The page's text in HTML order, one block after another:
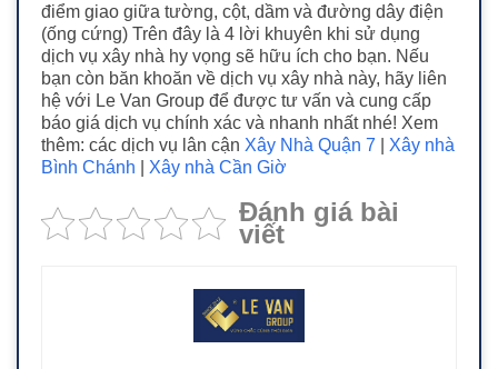
điểm giao giữa tường, cột, dầm và đường dây điện
(ống cứng) Trên đây là 4 lời khuyên khi sử dụng
dịch vụ xây nhà hy vọng sẽ hữu ích cho bạn. Nếu
bạn còn băn khoăn về dịch vụ xây nhà này, hãy liên
hệ với Le Van Group để được tư vấn và cung cấp
báo giá dịch vụ chính xác và nhanh nhất nhé! Xem
thêm: các dịch vụ lân cận Xây Nhà Quận 7
Xây nhà
Bình Chánh
Xây nhà Cần Giờ
Đánh giá bài
viết